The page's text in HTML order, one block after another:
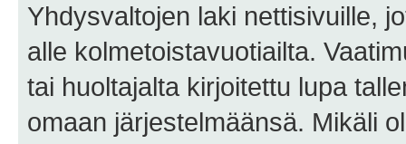
Yhdysvaltojen laki nettisivuille,
alle kolmetoistavuotiailta.
tai huoltajalta kirjoitettu lupa
omaan järjestelmäänsä. Mikäli